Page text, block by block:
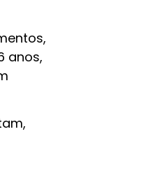
anos,